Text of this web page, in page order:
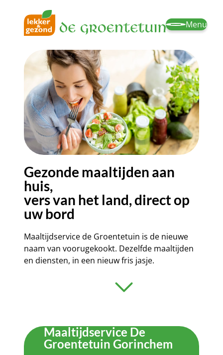
Menu
Gezonde maaltijden aan
huis,
vers van het land, direct op
uw bord
Maaltijdservice de Groentetuin is de nieuwe
naam van voorugekookt. Dezelfde maaltijden
en diensten, in een nieuw fris jasje.
Maaltijdservice De
Groentetuin Gorinchem